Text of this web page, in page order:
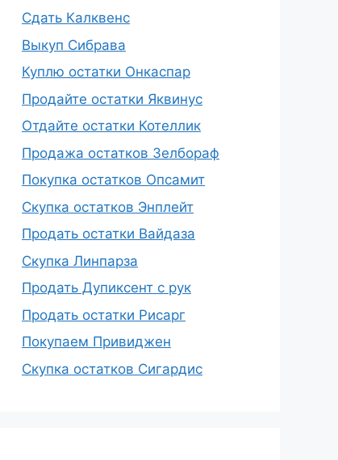
Сдать Калквенс
Выкуп Сибрава
Куплю остатки Онкаспар
Продайте остатки Яквинус
Отдайте остатки Котеллик
Продажа остатков Зелбораф
Покупка остатков Опсамит
Скупка остатков Энплейт
Продать остатки Вайдаза
Скупка Линпарза
Продать Дупиксент с рук
Продать остатки Рисарг
Покупаем Привиджен
Скупка остатков Сигардис